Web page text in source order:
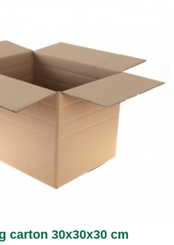
carton 30x30x30 cm